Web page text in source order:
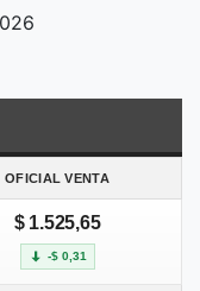
OFICIAL VENTA
$ 1.525,65
-$ 0,31